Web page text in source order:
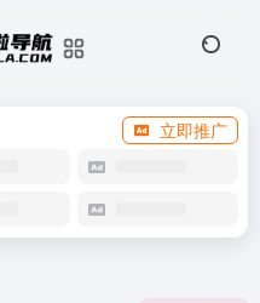
立即推广